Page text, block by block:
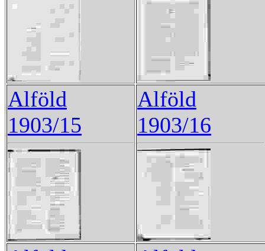
Alföld
1903/15
Alföld
1903/16